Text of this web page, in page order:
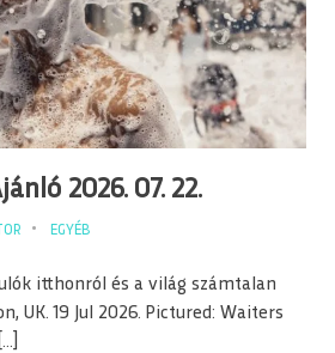
2026. 07. 22.
EGYÉB
itthonról és a világ számtalan
UK. 19 Jul 2026. Pictured: Waiters